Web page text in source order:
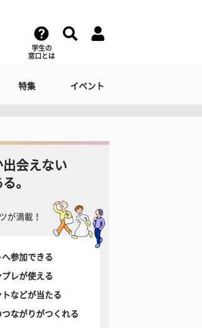
学生の
窓口とは
特集 イベント
会えない
。
が満載！
参加できる
レが使える
などが当たる
ながりがつくれる